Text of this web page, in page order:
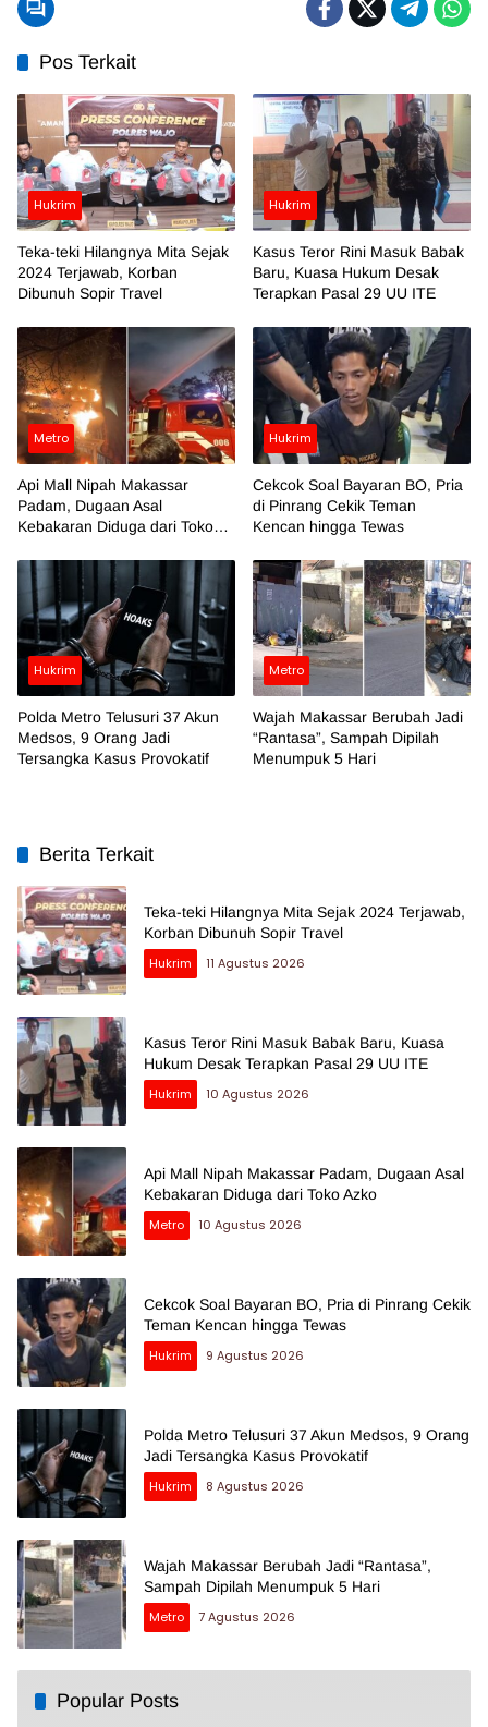
Pos Terkait
Hukrim
Teka-teki Hilangnya Mita Sejak
2024 Terjawab, Korban
Dibunuh Sopir Travel
Hukrim
Kasus Teror Rini Masuk Babak
Baru, Kuasa Hukum Desak
Terapkan Pasal 29 UU ITE
Metro
Api Mall Nipah Makassar
Padam, Dugaan Asal
Kebakaran Diduga dari Toko
Hukrim
Cekcok Soal Bayaran BO, Pria
di Pinrang Cekik Teman
Kencan hingga Tewas
Hukrim
Polda Metro Telusuri 37 Akun
Medsos, 9 Orang Jadi
Tersangka Kasus Provokatif
Metro
Wajah Makassar Berubah Jadi
“Rantasa”, Sampah Dipilah
Menumpuk 5 Hari
Berita Terkait
Teka-teki Hilangnya Mita Sejak 2024 Terjawab,
Korban Dibunuh Sopir Travel
Hukrim
11 Agustus 2026
Kasus Teror Rini Masuk Babak Baru, Kuasa
Hukum Desak Terapkan Pasal 29 UU ITE
Hukrim
10 Agustus 2026
Api Mall Nipah Makassar Padam, Dugaan Asal
Kebakaran Diduga dari Toko Azko
Metro
10 Agustus 2026
Cekcok Soal Bayaran BO, Pria di Pinrang Cekik
Teman Kencan hingga Tewas
Hukrim
9 Agustus 2026
Polda Metro Telusuri 37 Akun Medsos, 9 Orang
Jadi Tersangka Kasus Provokatif
Hukrim
8 Agustus 2026
Wajah Makassar Berubah Jadi “Rantasa”,
Sampah Dipilah Menumpuk 5 Hari
Metro
7 Agustus 2026
Popular Posts